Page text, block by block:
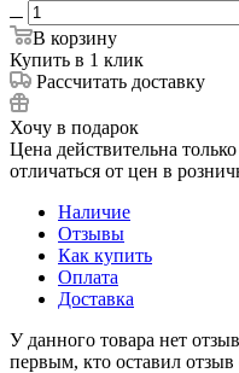
В корзину
Купить в 1 клик
Рассчитать доставку
Хочу в подарок
Цена действительна
отличаться от цен в
Наличие
Отзывы
Как купить
Оплата
Доставка
У данного товара нет
первым, кто оставил отзыв